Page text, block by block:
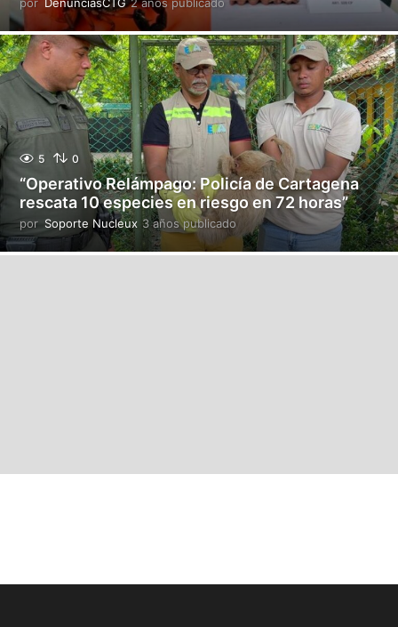
ñ
o
s
p
u
b
l
i
c
a
d
o
5 0
“Operativo Relámpago: Policía de Cartagena
rescata 10 especies en riesgo en 72 horas”
por Soporte Nucleux 3 años publicado
a
ñ